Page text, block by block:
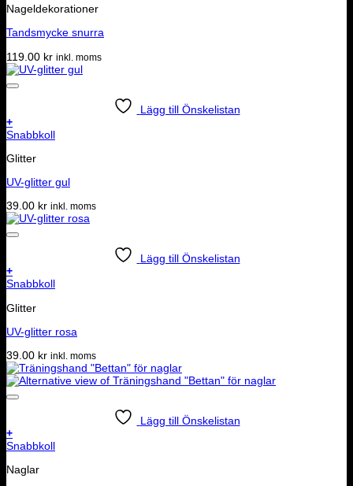
Nageldekorationer
Tandsmycke snurra
119.00 kr inkl. moms
Lägg till Önskelistan
+
Snabbkoll
Glitter
UV-glitter gul
39.00 kr inkl. moms
Lägg till Önskelistan
+
Snabbkoll
Glitter
UV-glitter rosa
39.00 kr inkl. moms
Lägg till Önskelistan
+
Snabbkoll
Naglar